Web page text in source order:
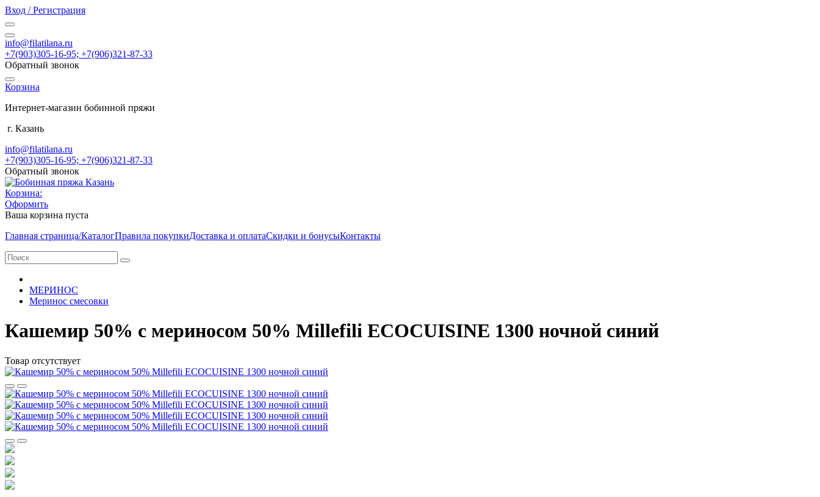
Вход / Регистрация
info@filatilana.ru
+7(903)305-16-95; +7(906)321-87-33
Обратный звонок
Корзина
Интернет-магазин бобинной пряжи
г. Казань
info@filatilana.ru
+7(903)305-16-95; +7(906)321-87-33
Обратный звонок
Корзина:
Оформить
Ваша корзина пуста
Главная страница/КаталогПравила покупкиДоставка и оплатаСкидки и бонусыКонтакты
МЕРИНОС
Меринос смесовки
Кашемир 50% с мериносом 50% Millefili ECOCUISINE 1300 ночной синий
Товар отсутствует